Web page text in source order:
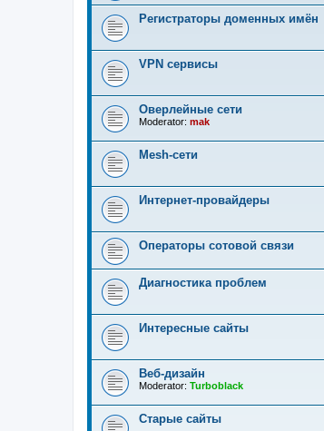
Регистраторы доменных имён
VPN сервисы
Оверлейные сети
Moderator: mak
Mesh-сети
Интернет-провайдеры
Операторы сотовой связи
Диагностика проблем
Интересные сайты
Веб-дизайн
Moderator: Turboblack
Старые сайты